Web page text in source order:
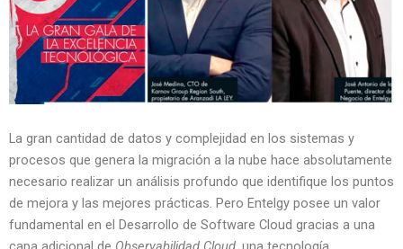
La gran cantidad de datos y complejidad en los sistemas y
procesos que genera la migración a la nube hace absolutamente
necesario realizar un análisis profundo que identifique los puntos
de mejora y las mejores prácticas. Pero Entelgy posee un valor
fundamental en el Desarrollo de Software Cloud gracias a una